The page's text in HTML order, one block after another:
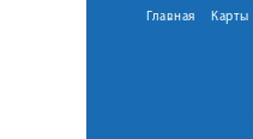
Главная Карты